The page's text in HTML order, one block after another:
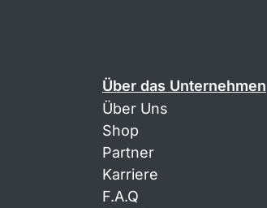
Über das Unternehmen
Über Uns
Shop
Partner
Karriere
F.A.Q